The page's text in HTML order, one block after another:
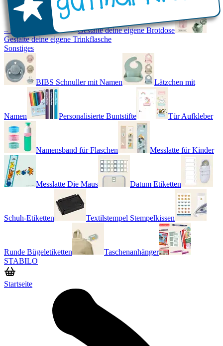
– Real World
Gestalte deine eigene Brotdose
Gestalte deine eigene Trinkflasche
Sonstiges
BIBS Schnuller mit Namen Lätzchen mit
Namen Personalisierte Buntstifte Tür Aufkleber
Namensband für Flaschen Messlatte für Kinder
Messlatte Die Maus Datum Etiketten
Schuh-Etiketten Textilstempel Stempelkissen
Runde Bügeletiketten
Taschenanhänger
STABILO
Startseite